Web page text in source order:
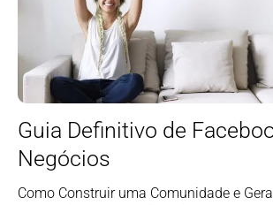
Guia Definitivo de
Negócios
Como Construir uma Comunidade e